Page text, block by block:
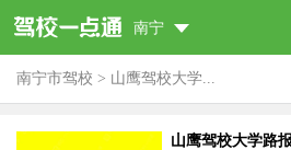
南宁
南宁市驾校 > 山鹰驾校大学...
山鹰驾校大学路